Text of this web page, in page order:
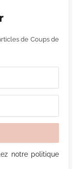
de Coups de
notre politique